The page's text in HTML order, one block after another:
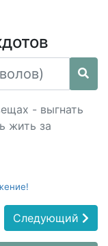
- выгнать
жить за
Следующий